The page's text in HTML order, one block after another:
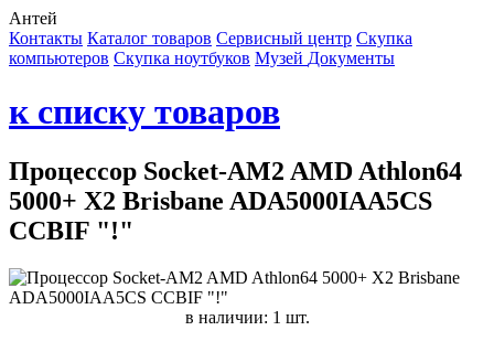
Антей
Контакты Каталог товаров Сервисный центр Cкупка
компьютеров Cкупка ноутбуков Музей Документы
к списку товаров
Процессор Socket-AM2 AMD Athlon64
5000+ X2 Brisbane ADA5000IAA5CS
CCBIF "!"
в наличии: 1 шт.